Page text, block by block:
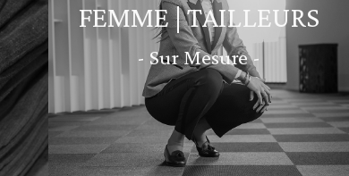
FEMME | TAILLEURS
- Sur Mesure -